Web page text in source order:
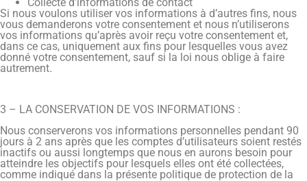
Si nous voulons utiliser vos informations à d’autres fins, nous
vous demanderons votre consentement et nous n’utiliserons
vos informations qu’après avoir reçu votre consentement et,
dans ce cas, uniquement aux fins pour lesquelles vous avez
donné votre consentement, sauf si la loi nous oblige à faire
autrement.
3 – LA CONSERVATION DE VOS INFORMATIONS :
Nous conserverons vos informations personnelles pendant 90
jours à 2 ans après que les comptes d’utilisateurs soient restés
inactifs ou aussi longtemps que nous en aurons besoin pour
atteindre les objectifs pour lesquels elles ont été collectées,
comme indiqué dans la présente politique de protection de la